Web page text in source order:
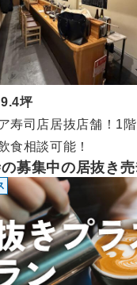
坪
寿司店居抜店舗！1
食相談可能！
募集中の居抜き